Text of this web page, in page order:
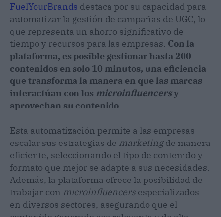
FuelYourBrands destaca por su capacidad para
automatizar la gestión de campañas de UGC, lo
que representa un ahorro significativo de
tiempo y recursos para las empresas. Con la
plataforma, es posible gestionar hasta 200
contenidos en solo 10 minutos, una eficiencia
que transforma la manera en que las marcas
interactúan con los microinfluencersy
aprovechan su contenido.
Esta automatización permite a las empresas
escalar sus estrategias de marketingde manera
eficiente, seleccionando el tipo de contenido y
formato que mejor se adapte a sus necesidades.
Además, la plataforma ofrece la posibilidad de
trabajar con microinfluencersespecializados
en diversos sectores, asegurando que el